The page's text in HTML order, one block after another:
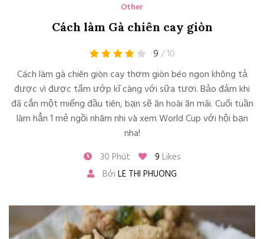
Other
Cách làm Gà chiên cay giòn
9/ 10
Cách làm gà chiên giòn cay thơm giòn béo ngon không tả
được vì được tẩm ướp kĩ càng với sữa tươi. Bảo đảm khi
đã cắn một miếng đầu tiên, bạn sẽ ăn hoài ăn mãi. Cuối tuần
làm hẳn 1 mẻ ngồi nhâm nhi và xem World Cup với hội bạn
nha!
30 Phút 9 Likes
Bởi LE THI PHUONG